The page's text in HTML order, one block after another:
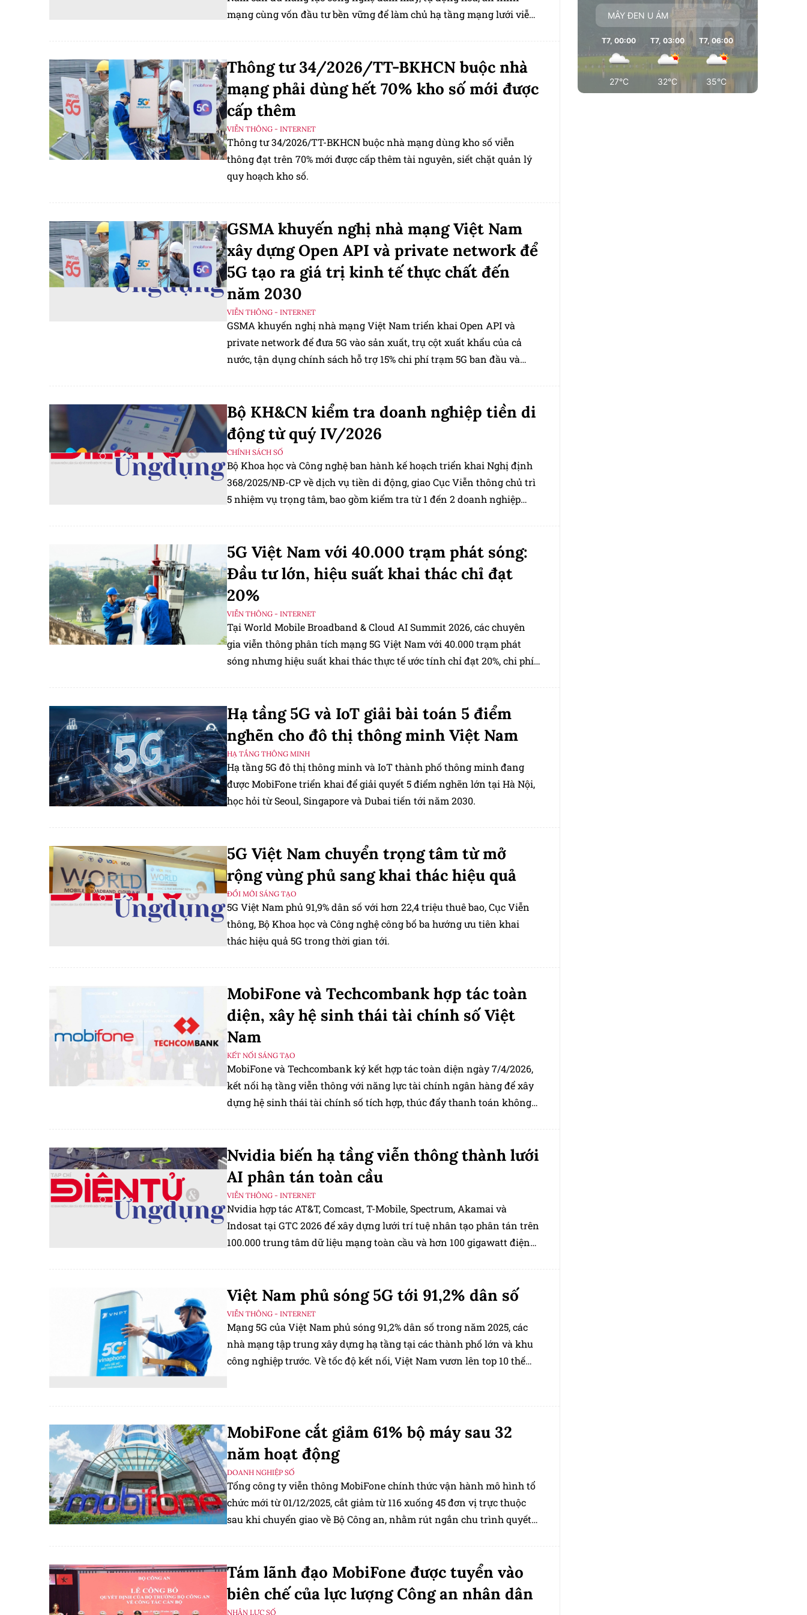
mạng cùng vốn đầu tư bền vững để làm chủ hạ tầng mạng lưới viễn
Thông tư 34/2026/TT-BKHCN buộc nhà
mạng phải dùng hết 70% kho số mới được
cấp thêm
VIỄN THÔNG - INTERNET
Thông tư 34/2026/TT-BKHCN buộc nhà mạng dùng kho số viễn
thông đạt trên 70% mới được cấp thêm tài nguyên, siết chặt quản lý
quy hoạch kho số.
GSMA khuyến nghị nhà mạng Việt Nam
xây dựng Open API và private network để
5G tạo ra giá trị kinh tế thực chất đến
năm 2030
VIỄN THÔNG - INTERNET
GSMA khuyến nghị nhà mạng Việt Nam triển khai Open API và
private network để đưa 5G vào sản xuất, trụ cột xuất khẩu của cả
nước, tận dụng chính sách hỗ trợ 15% chi phí trạm 5G ban đầu và
Bộ KH&CN kiểm tra doanh nghiệp tiền di
động từ quý IV/2026
CHÍNH SÁCH SỐ
Bộ Khoa học và Công nghệ ban hành kế hoạch triển khai Nghị định
368/2025/NĐ-CP về dịch vụ tiền di động, giao Cục Viễn thông chủ trì
5 nhiệm vụ trọng tâm, bao gồm kiểm tra từ 1 đến 2 doanh nghiệp
5G Việt Nam với 40.000 trạm phát sóng:
Đầu tư lớn, hiệu suất khai thác chỉ đạt
20%
VIỄN THÔNG - INTERNET
Tại World Mobile Broadband & Cloud AI Summit 2026, các chuyên
gia viễn thông phân tích mạng 5G Việt Nam với 40.000 trạm phát
sóng nhưng hiệu suất khai thác thực tế ước tính chỉ đạt 20%, chi phí
Hạ tầng 5G và IoT giải bài toán 5 điểm
nghẽn cho đô thị thông minh Việt Nam
HẠ TẦNG THÔNG MINH
Hạ tầng 5G đô thị thông minh và IoT thành phố thông minh đang
được MobiFone triển khai để giải quyết 5 điểm nghẽn lớn tại Hà Nội,
học hỏi từ Seoul, Singapore và Dubai tiến tới năm 2030.
5G Việt Nam chuyển trọng tâm từ mở
rộng vùng phủ sang khai thác hiệu quả
ĐỔI MỚI SÁNG TẠO
5G Việt Nam phủ 91,9% dân số với hơn 22,4 triệu thuê bao, Cục Viễn
thông, Bộ Khoa học và Công nghệ công bố ba hướng ưu tiên khai
thác hiệu quả 5G trong thời gian tới.
MobiFone và Techcombank hợp tác toàn
diện, xây hệ sinh thái tài chính số Việt
Nam
KẾT NỐI SÁNG TẠO
MobiFone và Techcombank ký kết hợp tác toàn diện ngày 7/4/2026,
kết nối hạ tầng viễn thông với năng lực tài chính ngân hàng để xây
dựng hệ sinh thái tài chính số tích hợp, thúc đẩy thanh toán không
Nvidia biến hạ tầng viễn thông thành lưới
AI phân tán toàn cầu
VIỄN THÔNG - INTERNET
Nvidia hợp tác AT&T, Comcast, T-Mobile, Spectrum, Akamai và
Indosat tại GTC 2026 để xây dựng lưới trí tuệ nhân tạo phân tán trên
100.000 trung tâm dữ liệu mạng toàn cầu và hơn 100 gigawatt điện
Việt Nam phủ sóng 5G tới 91,2% dân số
VIỄN THÔNG - INTERNET
Mạng 5G của Việt Nam phủ sóng 91,2% dân số trong năm 2025, các
nhà mạng tập trung xây dựng hạ tầng tại các thành phố lớn và khu
công nghiệp trước. Về tốc độ kết nối, Việt Nam vươn lên top 10 thế
MobiFone cắt giảm 61% bộ máy sau 32
năm hoạt động
DOANH NGHIỆP SỐ
Tổng công ty viễn thông MobiFone chính thức vận hành mô hình tổ
chức mới từ 01/12/2025, cắt giảm từ 116 xuống 45 đơn vị trực thuộc
sau khi chuyển giao về Bộ Công an, nhằm rút ngắn chu trình quyết
Tám lãnh đạo MobiFone được tuyển vào
biên chế của lực lượng Công an nhân dân
NHÂN LỰC SỐ
MÂY ĐEN U ÁM
T7, 00:00
27°C
T7, 03:00
32°C
T7, 06:00
35°C